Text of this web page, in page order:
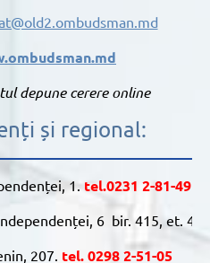
depune cerere online
și regional:
1. tel.0231 2-81-49
6 bir. 415, et. 4.
207. tel. 0298 2-51-05